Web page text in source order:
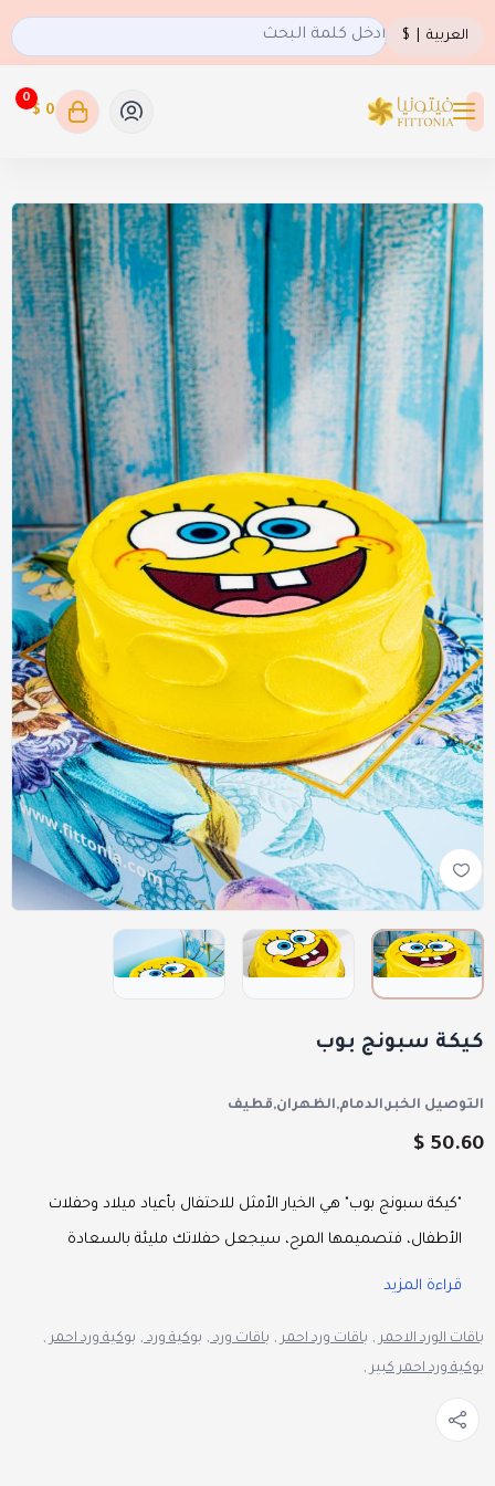
العربية $
فيتونيا
0
0 $
كيكة سبونج بوب
التوصيل الخبر,الدمام,الظهران,قطيف
50.60 $
"كيكة سبونج بوب" هي الخيار الأمثل للاحتفال بأعياد ميلاد وحفلات
الأطفال، فتصميمها المرح، سيجعل حفلاتك مليئة بالسعادة
والبهجة.
مكونات عرض "كيكة سبونج بوب" :
مكونات البكج :
قراءة المزيد
باقات الورد الاحمر , باقات ورد احمر , باقات ورد , بوكية ورد , بوكية ورد احمر ,
بوكية ورد احمر كبير ,